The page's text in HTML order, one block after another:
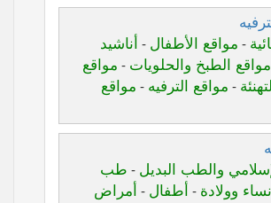
- مواقع الأطفال - أناشيد
مواقع الطبخ والحلويات - مواقع
- مواقع الترفيه - مواقع
والطب البديل - طب
نساء وولادة - أطفال - أمراض